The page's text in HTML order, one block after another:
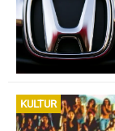
KULTUR